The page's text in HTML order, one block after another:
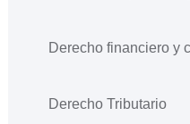
Derecho financiero y
Derecho Tributario